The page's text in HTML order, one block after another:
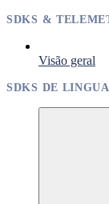
SDKS &
Visão geral
SDKS DE